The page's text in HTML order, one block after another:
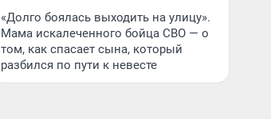
«Долго боялась выходить на улицу».
Мама искалеченного бойца СВО — о
том, как спасает сына, который
разбился по пути к невесте